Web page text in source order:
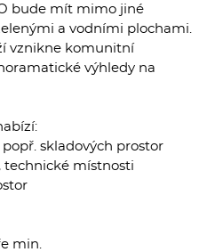
bude mít mimo jiné
a vodními plochami.
vznikne komunitní
výhledy na
popř. skladových prostor
technické místnosti
min.